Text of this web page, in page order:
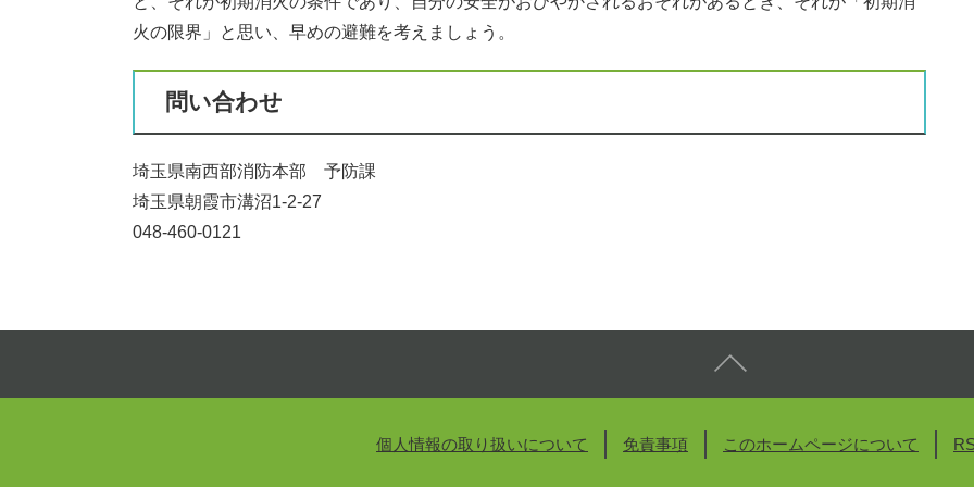
火の限界」と思い、早めの避難を考えましょう。
問い合わせ
埼玉県南西部消防本部 予防課
埼玉県朝霞市溝沼1-2-27
048-460-0121
個人情報の取り扱いについて 免責事項 このホームページについて